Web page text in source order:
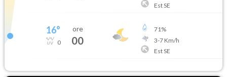
Est SE
16°
0
ore
00
71%
3-7Km/h
Est SE